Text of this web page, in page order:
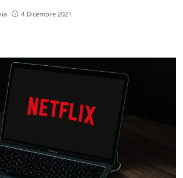
4 Dicembre 2021